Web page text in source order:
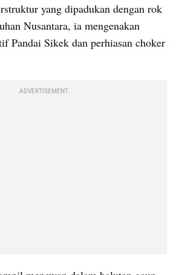
yang dipadukan dengan rok
Nusantara, ia mengenakan
Pandai Sikek dan perhiasan choker
ADVERTISEMENT